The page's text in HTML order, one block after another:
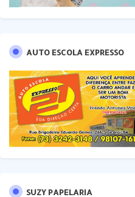
AUTO ESCOLA EXPRESSO
SUZY PAPELARIA